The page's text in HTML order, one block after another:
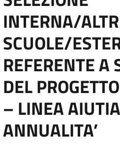
INTERNA/
SCUOLE/
REFERENTE A
DEL
– LINEA
ANNUALITA’